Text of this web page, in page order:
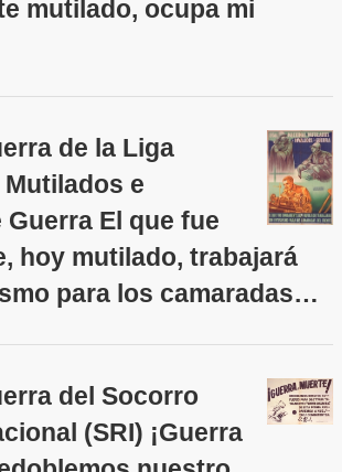
mutilado, ocupa mi
de la Liga
e
El que fue
hoy mutilado, trabajará
para los camaradas…
del Socorro
(SRI) ¡Guerra